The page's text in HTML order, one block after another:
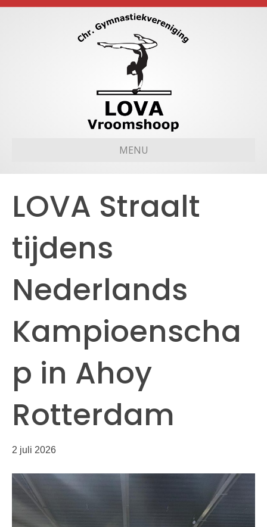
MENU
LOVA Straalt
tijdens
Nederlands
Kampioenscha
p in Ahoy
Rotterdam
2 juli 2026